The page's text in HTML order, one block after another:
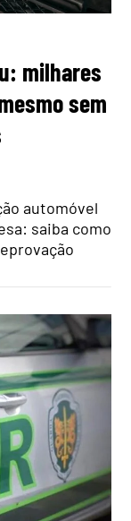
milhares
sem
automóvel
saiba como